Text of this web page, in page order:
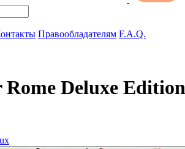
Правообладателям F.A.Q.
Deluxe Edition